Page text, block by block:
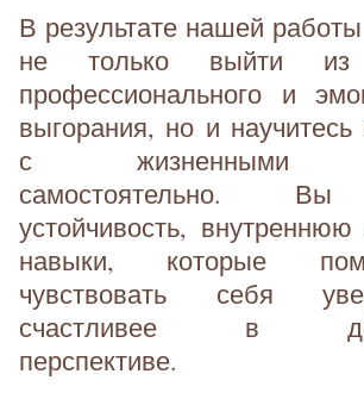
В результате нашей
не только выйти из
профессионального и
выгорания, но и научитесь
с жизненными
самостоятельно. Вы
устойчивость,
навыки, которые
чувствовать себя
счастливее в
перспективе.